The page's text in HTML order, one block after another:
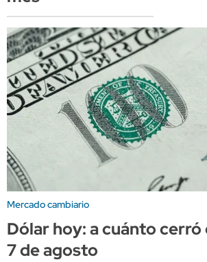
Mercado cambiario
Dólar hoy: a cuánto
7 de agosto